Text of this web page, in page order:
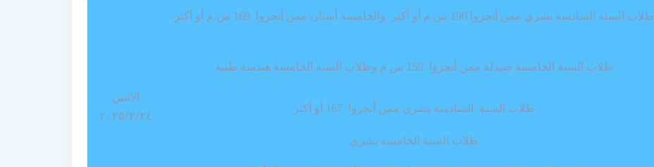
طلاب السنة السادسة بشري ممن أنجزوا 196 س.م أو أكثر والخامسة أسنان ممن أنجزوا 169 س.م أو أكثر
الاثنين
٢٠٢٥/٢/٢٤
طلاب السنة الخامسة صيدلة ممن أنجزوا 159 س.م وطلاب السنة الخامسة هندسة طبية
طلاب السنة السادسة بشري ممن أنجزوا 167 أو أكثر
طلاب السنة الخامسة بشري